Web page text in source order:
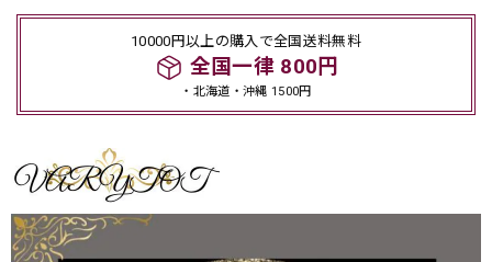
10000円以上の購入で全国送料無料
全国一律 800円
・北海道・沖縄 1500円